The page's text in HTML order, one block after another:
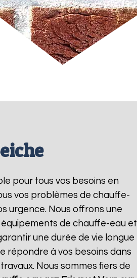
pour tous vos besoins en
vos problèmes de chauffe-
urgence. Nous offrons une
de chauffe-eau et
une durée de vie longue
répondre à vos besoins dans
Nous sommes fiers de